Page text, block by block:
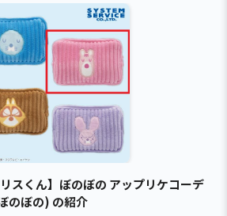
スくん】ぼのぼの アップリケコーデ
のぼの) の紹介